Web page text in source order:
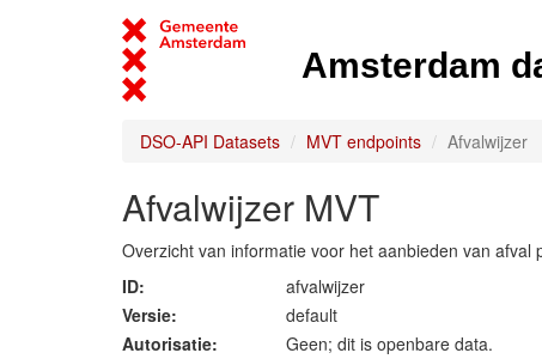
Amsterdam
DSO-API Datasets MVT endpoints Afvalwijzer
Afvalwijzer MVT
Overzicht van informatie voor het aanbieden van afval
ID:
afvalwijzer
Versie:
default
Autorisatie:
Geen; dit is openbare data.